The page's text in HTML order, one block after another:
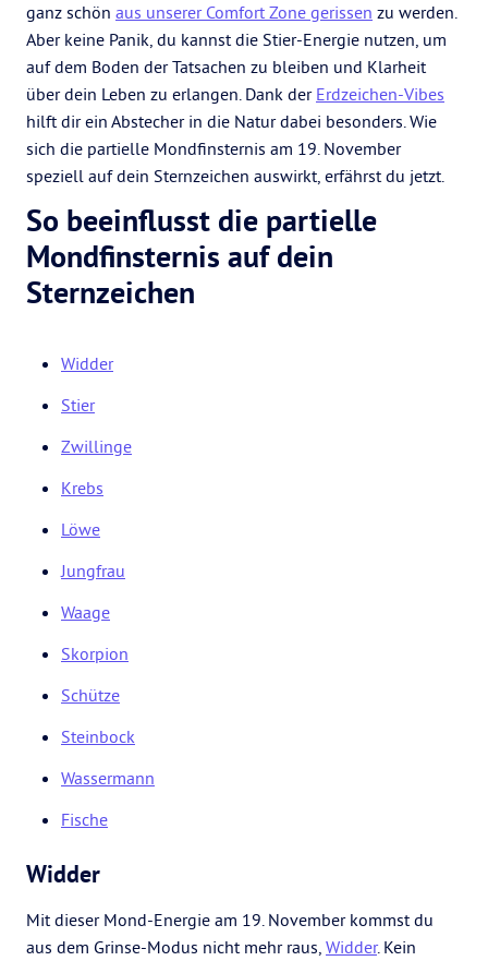
ganz schön aus unserer Comfort Zone gerissen zu werden.
Aber keine Panik, du kannst die Stier-Energie nutzen, um
auf dem Boden der Tatsachen zu bleiben und Klarheit
über dein Leben zu erlangen. Dank der Erdzeichen-Vibes
hilft dir ein Abstecher in die Natur dabei besonders. Wie
sich die partielle Mondfinsternis am 19. November
speziell auf dein Sternzeichen auswirkt, erfährst du jetzt.
So beeinflusst die partielle
Mondfinsternis auf dein
Sternzeichen
Widder
Stier
Zwillinge
Krebs
Löwe
Jungfrau
Waage
Skorpion
Schütze
Steinbock
Wassermann
Fische
Widder
Mit dieser Mond-Energie am 19. November kommst du
aus dem Grinse-Modus nicht mehr raus, Widder. Kein